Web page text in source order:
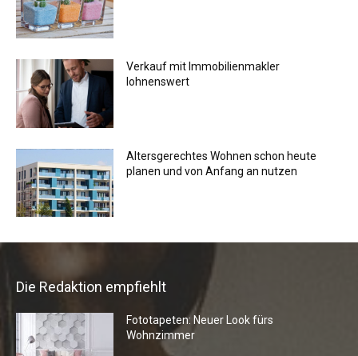
Verkauf mit Immobilienmakler
lohnenswert
Altersgerechtes Wohnen schon heute
planen und von Anfang an nutzen
Die Redaktion empfiehlt
Fototapeten: Neuer Look fürs
Wohnzimmer